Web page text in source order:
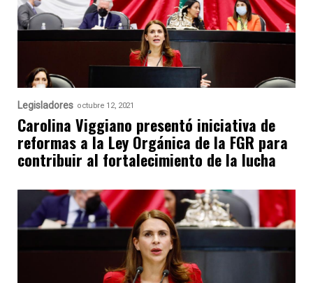
Legisladores octubre 12, 2021
Carolina Viggiano presentó iniciativa de
reformas a la Ley Orgánica de la FGR para
contribuir al fortalecimiento de la lucha